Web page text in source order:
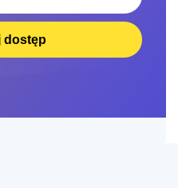
dostęp